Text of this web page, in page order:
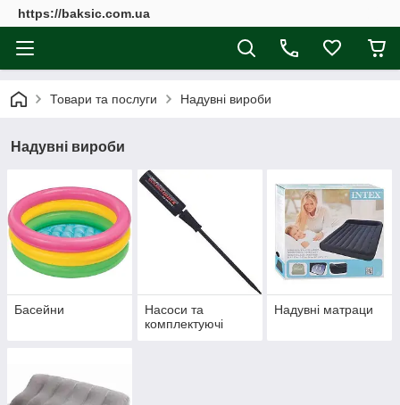
https://baksic.com.ua
Товари та послуги Надувні вироби
Надувні вироби
Басейни
Насоси та
комплектуючі
Надувні матраци